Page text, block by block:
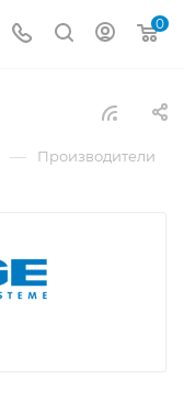
0
— Производители